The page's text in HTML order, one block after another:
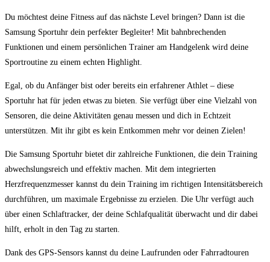
Du möchtest deine​ Fitness ‌auf das nächste Level bringen?‍ Dann ist die
Samsung Sportuhr ‍dein perfekter Begleiter! Mit bahnbrechenden
Funktionen​ und ‍einem persönlichen Trainer am Handgelenk wird deine
Sportroutine zu einem ‍echten Highlight.
Egal, ob du Anfänger bist oder bereits ⁣ein erfahrener ⁣Athlet – diese
‍Sportuhr hat für jeden etwas zu bieten.⁤ Sie verfügt über eine Vielzahl von
Sensoren, die ⁢deine Aktivitäten ​genau ‌messen und dich ​in Echtzeit
‍unterstützen. Mit ihr gibt es kein Entkommen mehr vor deinen Zielen!
Die Samsung Sportuhr bietet dir zahlreiche Funktionen, die dein Training⁣
abwechslungsreich und effektiv​ machen.⁣ Mit dem integrierten
Herzfrequenzmesser kannst du dein Training im ‍richtigen Intensitätsbereich
durchführen, um⁤ maximale Ergebnisse zu erzielen. Die Uhr verfügt auch
über⁢ einen Schlaftracker, der deine Schlafqualität ⁤überwacht ‌und dir dabei
hilft, ⁢erholt ‌in den ‌Tag ⁢zu ‍starten.
Dank des GPS-Sensors kannst‌ du deine⁤ Laufrunden oder ⁣Fahrradtouren